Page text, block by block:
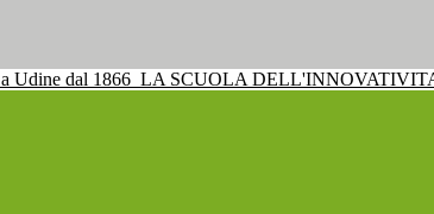
a Udine dal 1866 LA SCUOLA